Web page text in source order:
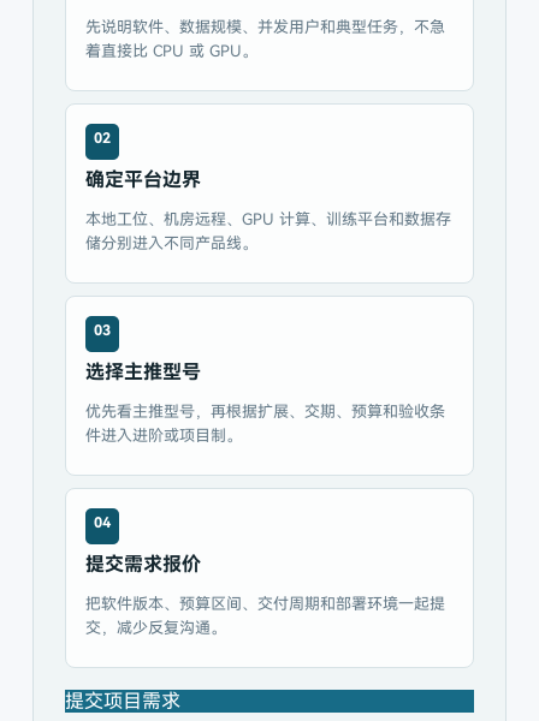
先说明软件、数据规模、并发用户和典型任务，不急
着直接比 CPU 或 GPU。
02
确定平台边界
本地工位、机房远程、GPU 计算、训练平台和数据存
储分别进入不同产品线。
03
选择主推型号
优先看主推型号，再根据扩展、交期、预算和验收条
件进入进阶或项目制。
04
提交需求报价
把软件版本、预算区间、交付周期和部署环境一起提
交，减少反复沟通。
提交项目需求